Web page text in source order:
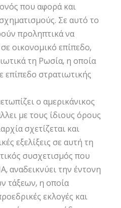
που αφορά και
Σε αυτό το
προληπτικά να
οικονομικό επίπεδο,
τη Ρωσία, η οποία
επίπεδο στρατιωτικής
ο αμερικάνικος
με τους ίδιους όρους
σχετίζεται και
εξελίξεις σε αυτή τη
συσχετισμός που
αναδεικνύει την έντονη
τάξεων, η οποία
εκλογές και